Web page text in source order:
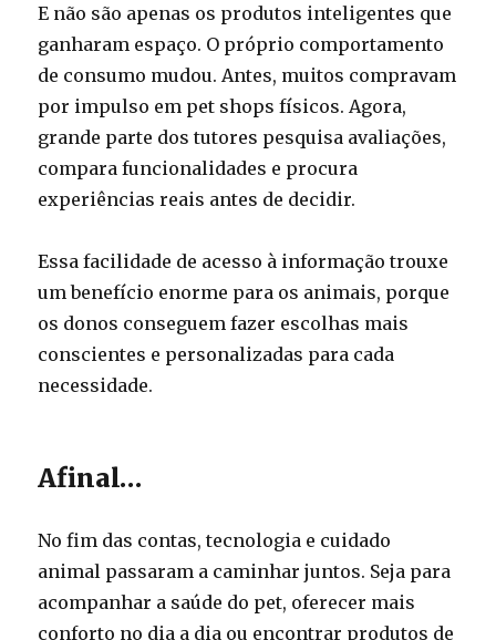
E não são apenas os produtos inteligentes que
ganharam espaço. O próprio comportamento
de consumo mudou. Antes, muitos compravam
por impulso em pet shops físicos. Agora,
grande parte dos tutores pesquisa avaliações,
compara funcionalidades e procura
experiências reais antes de decidir.
Essa facilidade de acesso à informação trouxe
um benefício enorme para os animais, porque
os donos conseguem fazer escolhas mais
conscientes e personalizadas para cada
necessidade.
Afinal…
No fim das contas, tecnologia e cuidado
animal passaram a caminhar juntos. Seja para
acompanhar a saúde do pet, oferecer mais
conforto no dia a dia ou encontrar produtos de